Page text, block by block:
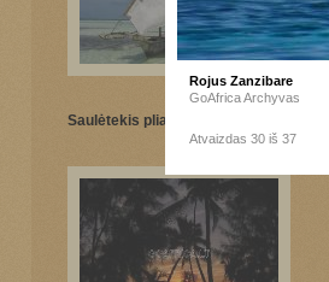
Saulėtekis pliaže
Rojus Zanzibare
GoAfrica Archyvas
Atvaizdas 30 iš 37